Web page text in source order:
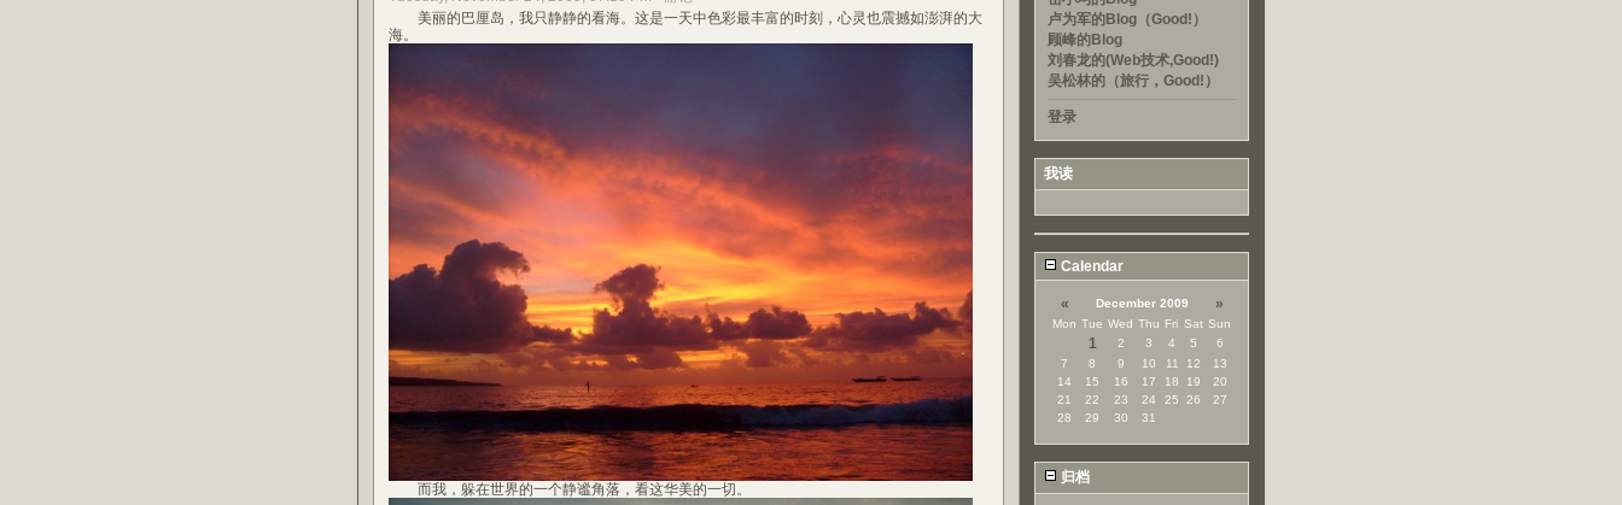
美丽的巴厘岛，我只静静的看海。这是一天中色彩最丰富的时刻，心灵也震撼如澎湃的大
海。
而我，躲在世界的一个静谧角落，看这华美的一切。
卢为军的Blog（Good!）
顾峰的Blog
刘春龙的(Web技术,Good!)
吴松林的（旅行，Good!）
登录
我读
Calendar
« December 2009 »
Mon Tue Wed Thu Fri Sat Sun
1 2 3 4 5
6
7
8 9 10 11 12
13
14
15 16 17 18 19
20
21
22 23 24 25 26
27
28
29 30 31
归档